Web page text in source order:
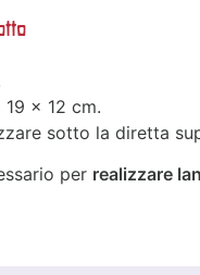
19 × 12 cm.
sotto la diretta
per realizzare